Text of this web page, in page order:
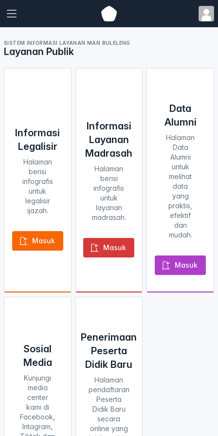
SISTEM INFORMASI LAYANAN MAN BULELENG
Layanan Publik
Informasi
Legalisir
Halaman
berisi
infografis
untuk
legalisir
ijazah.
Masuk
Informasi
Layanan
Madrasah
Halaman
berisi
infografis
untuk
layanan
madrasah.
Masuk
Data
Alumni
Halaman
Data
Alumni
untuk
melihat
data
yang
praktis,
efektif
dan
mudah.
Masuk
Sosial
Media
Kunjungi
media
center
kami di
Facebook,
Intagram,
Penerimaan
Peserta
Didik Baru
Halaman
pendaftaran
Peserta
Didik Baru
secara
online yang